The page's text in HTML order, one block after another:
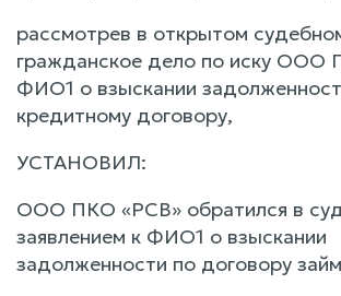
рассмотрев в открытом
гражданское дело по иску ООО
ФИО1 о взыскании
кредитному договору,
УСТАНОВИЛ:
ООО ПКО «РСВ» обратился в
заявлением к ФИО1 о взыскании
задолженности по договору